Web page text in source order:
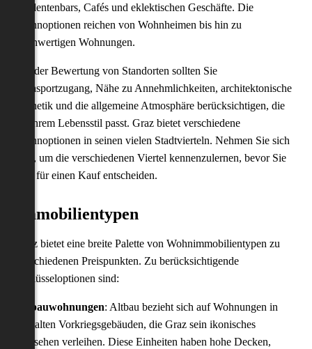
Studentenbars, Cafés und eklektischen Geschäfte. Die
Wohnoptionen reichen von Wohnheimen bis hin zu
hochwertigen Wohnungen.
Bei der Bewertung von Standorten sollten Sie
Transportzugang, Nähe zu Annehmlichkeiten, architektonische
Ästhetik und die allgemeine Atmosphäre berücksichtigen, die
zu Ihrem Lebensstil passt. Graz bietet verschiedene
Wohnoptionen in seinen vielen Stadtvierteln. Nehmen Sie sich
Zeit, um die verschiedenen Viertel kennenzulernen, bevor Sie
sich für einen Kauf entscheiden.
Immobilientypen
Graz bietet eine breite Palette von Wohnimmobilientypen zu
verschiedenen Preispunkten. Zu berücksichtigende
Schlüsseloptionen sind:
Altbauwohnungen: Altbau bezieht sich auf Wohnungen in
den alten Vorkriegsgebäuden, die Graz sein ikonisches
Aussehen verleihen. Diese Einheiten haben hohe Decken,